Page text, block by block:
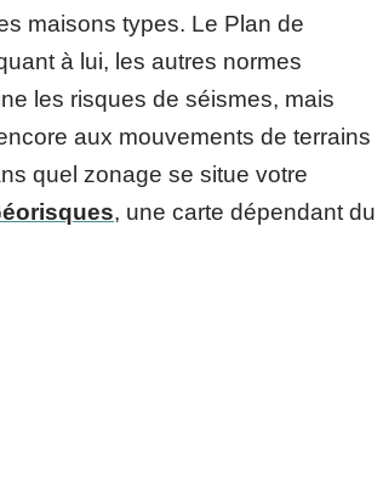
maisons types. Le Plan de
à lui, les autres normes
les risques de séismes, mais
aux mouvements de terrains
quel zonage se situe votre
, une carte dépendant du